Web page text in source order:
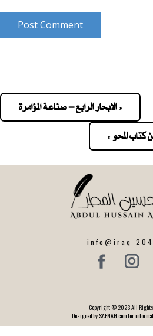
Post Comment
« الابحار الرابع – صناعة المؤامرة
كتاب المحو »
info@iraq-
Copyright © 2023 All
Designed by SAFNAH.com for